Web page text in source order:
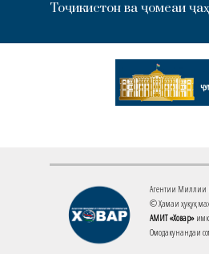
Тоҷикистон ва ҷомеаи
Агентии Миллии
© Ҳамаи ҳуқуқ
АМИТ «Ховар»
Омодакунандаи